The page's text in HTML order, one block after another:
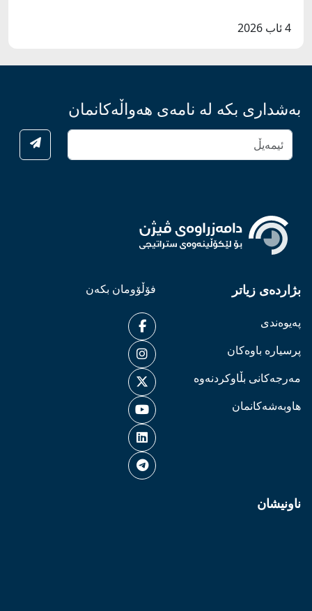
4 ئاب 2026
بەشداری بکە لە نامەی هەواڵەکانمان
بژاردەی زیاتر
پەیوەندی
پرسیارە باوەکان
مەرجەکانی بڵاوکردنەوە
هاوبەشەکانمان
فۆڵۆومان بکەن
ناونیشان